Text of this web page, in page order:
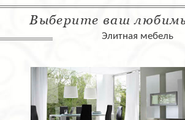
Выберите ваш
Элитная мебель